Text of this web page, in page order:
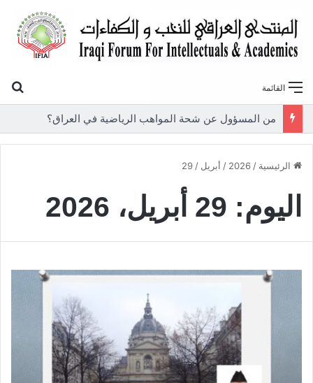
القائمة
من المسؤول عن شحة المواهب الرياضية في العراق؟
الرئيسية /
2026
/ أبريل /
29
اليوم: 29 أبريل، 2026